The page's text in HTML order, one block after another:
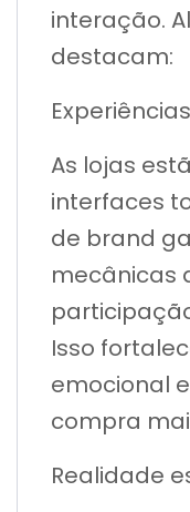
interação.
destacam:
As lojas
interfaces
de brand
mecânicas
Isso
emocional
compra
Realidade